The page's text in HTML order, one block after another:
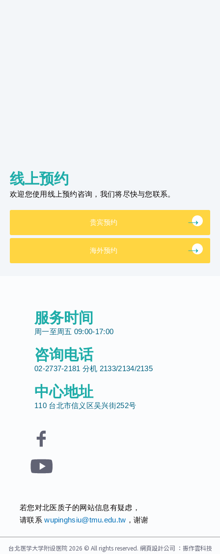
线上预约
欢迎您使用线上预约咨询，我们将尽快与您联系。
贵宾预约
海外预约
服务时间
周一至周五 09:00-17:00
咨询电话
02-2737-2181 分机 2133/2134/2135
中心地址
110 台北市信义区吴兴街252号
若您对北医质子的网站信息有疑虑，
请联系wupinghsiu@tmu.edu.tw ，谢谢
台北医学大学附设医院 2026 © All rights reserved. 網頁設計公司 ：振作雲科技